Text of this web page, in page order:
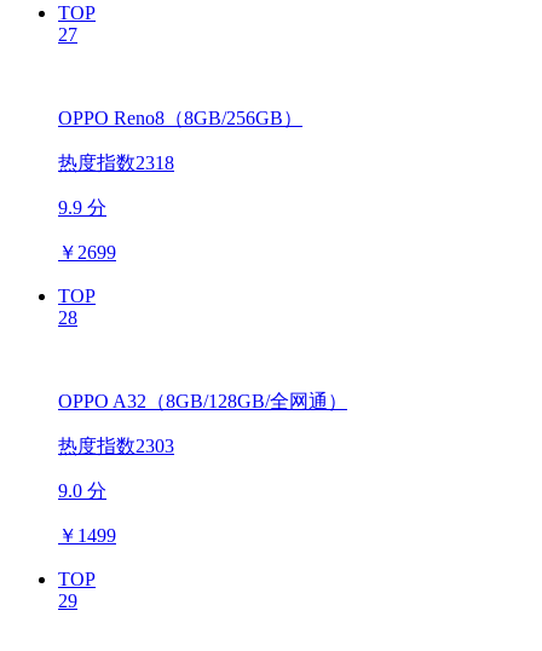
TOP
27
OPPO Reno8（8GB/256GB）
热度指数2318
9.9 分
￥ 2699
TOP
28
OPPO A32（8GB/128GB/全网通）
热度指数2303
9.0 分
￥ 1499
TOP
29